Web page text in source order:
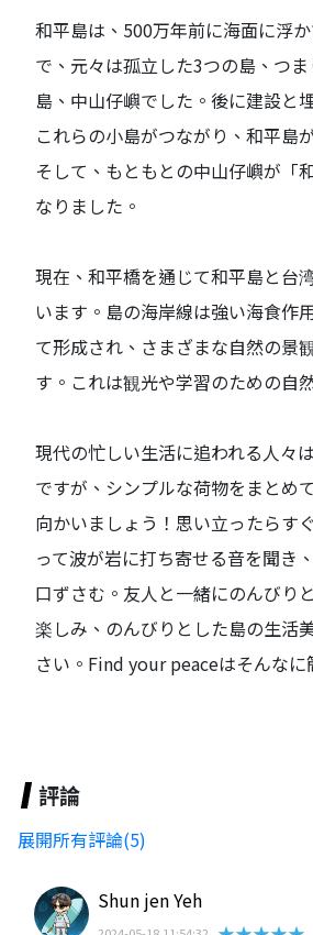
和平島は、500万年前に海面に浮
で、元々は孤立した3つの島、つ
島、中山仔嶼でした。後に建設と
これらの小島がつながり、和平島
そして、もともとの中山仔嶼が「
なりました。
現在、和平橋を通じて和平島と台
います。島の海岸線は強い海食作
て形成され、さまざまな自然の景
す。これは観光や学習のための自
現代の忙しい生活に追われる人々
ですが、シンプルな荷物をまとめ
向かいましょう！思い立ったらす
って波が岩に打ち寄せる音を聞き
口ずさむ。友人と一緒にのんびり
楽しみ、のんびりとした島の生活
さい。Find your peaceはそんなに
評論
展開所有評論(5)
Shun jen Yeh